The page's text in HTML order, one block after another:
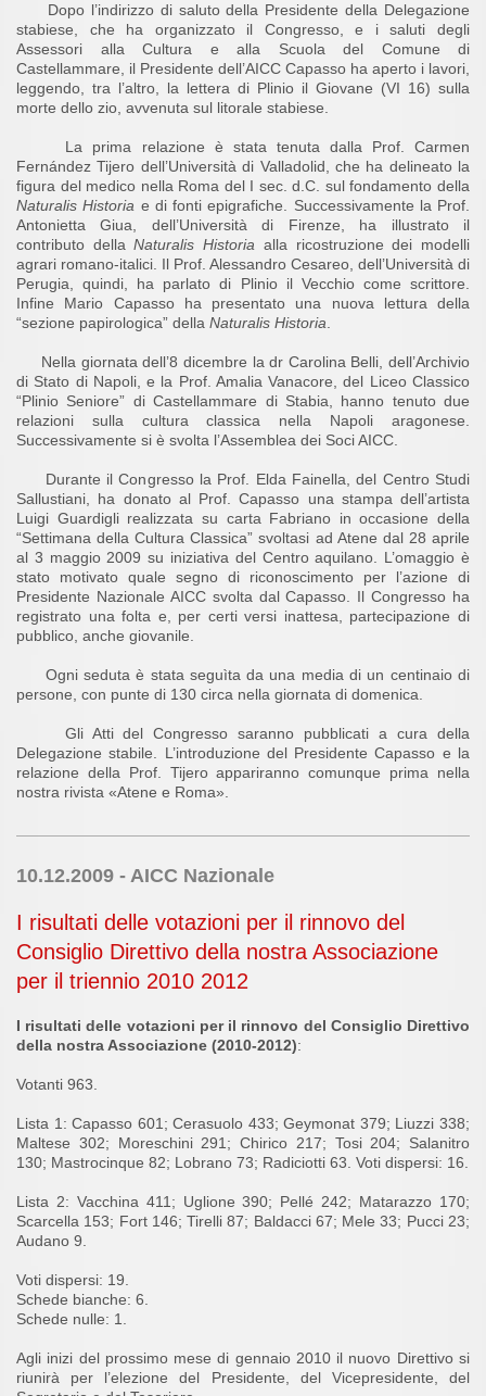
Dopo l’indirizzo di saluto della Presidente della Delegazione
stabiese, che ha organizzato il Congresso, e i saluti degli
Assessori alla Cultura e alla Scuola del Comune di
Castellammare, il Presidente dell’AICC Capasso ha aperto i lavori,
leggendo, tra l’altro, la lettera di Plinio il Giovane (VI 16) sulla
morte dello zio, avvenuta sul litorale stabiese.
La prima relazione è stata tenuta dalla Prof. Carmen
Fernández Tijero dell’Università di Valladolid, che ha delineato la
figura del medico nella Roma del I sec. d.C. sul fondamento della
Naturalis Historia e di fonti epigrafiche. Successivamente la Prof.
Antonietta Giua, dell’Università di Firenze, ha illustrato il
contributo dellaNaturalis Historia alla ricostruzione dei modelli
agrari romano-italici. Il Prof. Alessandro Cesareo, dell’Università di
Perugia, quindi, ha parlato di Plinio il Vecchio come scrittore.
Infine Mario Capasso ha presentato una nuova lettura della
“sezione papirologica” della Naturalis Historia.
Nella giornata dell’8 dicembre la dr Carolina Belli, dell’Archivio
di Stato di Napoli, e la Prof. Amalia Vanacore, del Liceo Classico
“Plinio Seniore” di Castellammare di Stabia, hanno tenuto due
relazioni sulla cultura classica nella Napoli aragonese.
Successivamente si è svolta l’Assemblea dei Soci AICC.
Durante il Congresso la Prof. Elda Fainella, del Centro Studi
Sallustiani, ha donato al Prof. Capasso una stampa dell’artista
Luigi Guardigli realizzata su carta Fabriano in occasione della
“Settimana della Cultura Classica” svoltasi ad Atene dal 28 aprile
al 3 maggio 2009 su iniziativa del Centro aquilano. L’omaggio è
stato motivato quale segno di riconoscimento per l’azione di
Presidente Nazionale AICC svolta dal Capasso. Il Congresso ha
registrato una folta e, per certi versi inattesa, partecipazione di
pubblico, anche giovanile.
Ogni seduta è stata seguìta da una media di un centinaio di
persone, con punte di 130 circa nella giornata di domenica.
Gli Atti del Congresso saranno pubblicati a cura della
Delegazione stabile. L’introduzione del Presidente Capasso e la
relazione della Prof. Tijero appariranno comunque prima nella
nostra rivista «Atene e Roma».
10.12.2009 - AICC Nazionale
I risultati delle votazioni per il rinnovo del
Consiglio Direttivo della nostra Associazione
per il triennio 2010 2012
I risultati delle votazioni per il rinnovo del Consiglio Direttivo
della nostra Associazione (2010-2012):
Votanti 963.
Lista 1: Capasso 601; Cerasuolo 433; Geymonat 379; Liuzzi 338;
Maltese 302; Moreschini 291; Chirico 217; Tosi 204; Salanitro
130; Mastrocinque 82; Lobrano 73; Radiciotti 63. Voti dispersi: 16.
Lista 2: Vacchina 411; Uglione 390; Pellé 242; Matarazzo 170;
Scarcella 153; Fort 146; Tirelli 87; Baldacci 67; Mele 33; Pucci 23;
Audano 9.
Voti dispersi: 19.
Schede bianche: 6.
Schede nulle: 1.
Agli inizi del prossimo mese di gennaio 2010 il nuovo Direttivo si
riunirà per l’elezione del Presidente, del Vicepresidente, del